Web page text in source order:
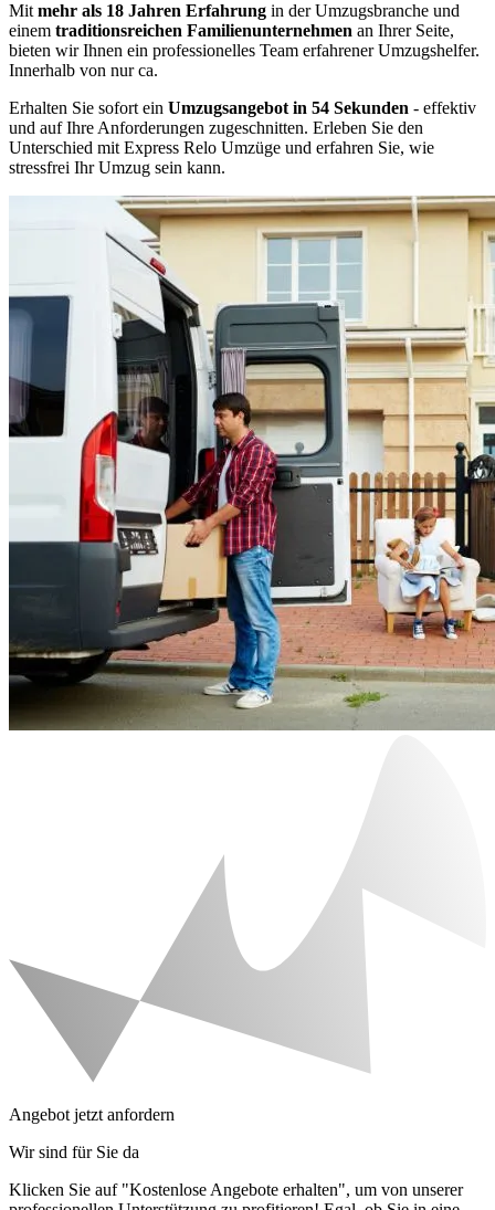
Mit mehr als 18 Jahren Erfahrung in der Umzugsbranche und
einem traditionsreichen Familienunternehmen an Ihrer Seite,
bieten wir Ihnen ein professionelles Team erfahrener Umzugshelfer.
Innerhalb von nur ca.
Erhalten Sie sofort ein Umzugsangebot in 54 Sekunden - effektiv
und auf Ihre Anforderungen zugeschnitten. Erleben Sie den
Unterschied mit Express Relo Umzüge und erfahren Sie, wie
stressfrei Ihr Umzug sein kann.
Angebot jetzt anfordern
Wir sind für Sie da
Klicken Sie auf "Kostenlose Angebote erhalten", um von unserer